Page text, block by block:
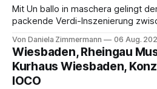
Mit Un ballo in maschera gelingt
packende Verdi-Inszenierung
psychologische Tiefe mit starken
einem spielfreudigen Ensemble
überzeugenden Gesamtleistung.
Von Daniela Zimmermann 06 Aug.
Wiesbaden, Rheingau
Kurhaus Wiesbaden,
IOCO